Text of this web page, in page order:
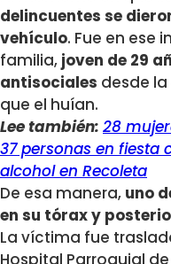
delincuentes se
vehículo. Fue en ese
familia, joven de 29
antisociales desde
que el huían.
Lee también: 28
37 personas en fiesta
alcohol en Recoleta
De esa manera, uno
en su tórax y
La víctima fue
Hospital Parroquial